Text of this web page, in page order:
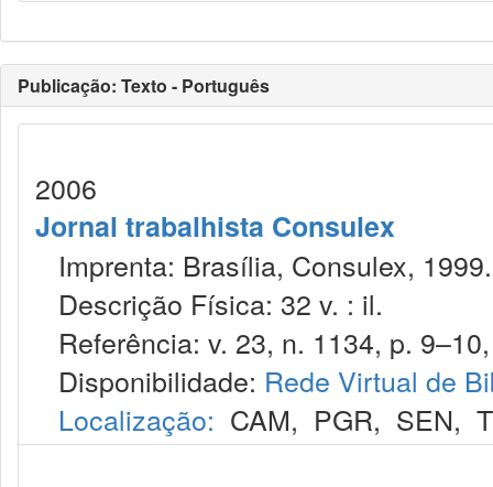
Publicação: Texto - Português
2006
Jornal trabalhista Consulex
Imprenta: Brasília, Consulex, 1999.
Descrição Física: 32 v. : il.
Referência: v. 23, n. 1134, p.
Disponibilidade: Rede Virtual de
Localização: CAM, PGR, SEN,